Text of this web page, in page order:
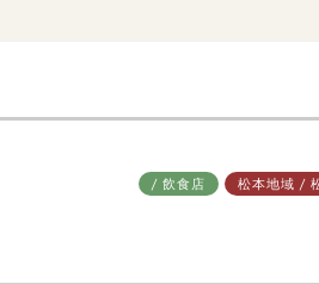
/ 飲食店 松本地域 /